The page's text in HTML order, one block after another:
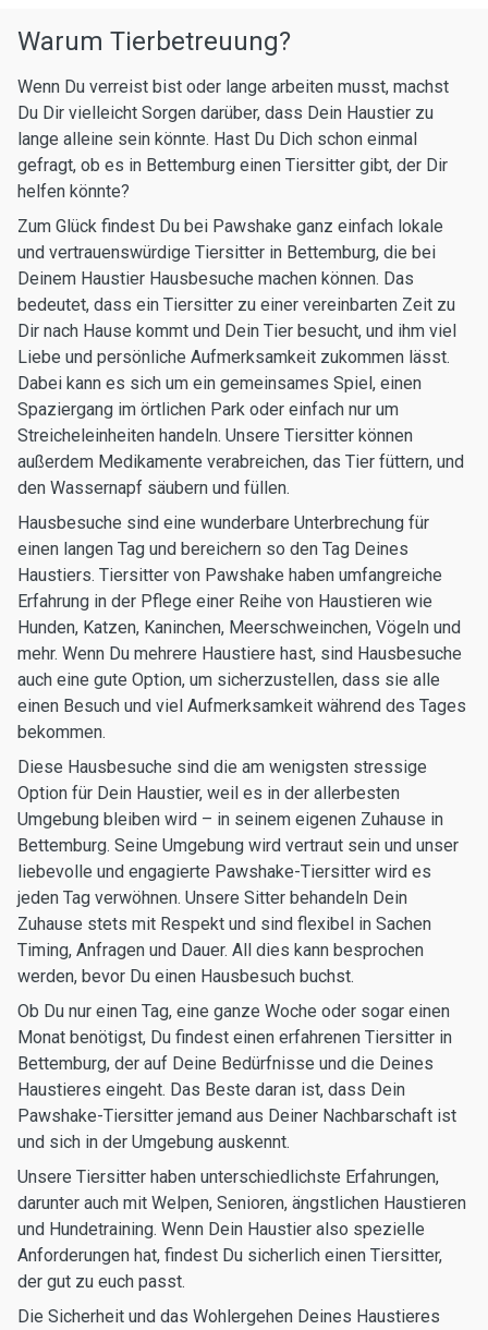
Warum Tierbetreuung?
Wenn Du verreist bist oder lange arbeiten musst, machst
Du Dir vielleicht Sorgen darüber, dass Dein Haustier zu
lange alleine sein könnte. Hast Du Dich schon einmal
gefragt, ob es in Bettemburg einen Tiersitter gibt, der Dir
helfen könnte?
Zum Glück findest Du bei Pawshake ganz einfach lokale
und vertrauenswürdige Tiersitter in Bettemburg, die bei
Deinem Haustier Hausbesuche machen können. Das
bedeutet, dass ein Tiersitter zu einer vereinbarten Zeit zu
Dir nach Hause kommt und Dein Tier besucht, und ihm viel
Liebe und persönliche Aufmerksamkeit zukommen lässt.
Dabei kann es sich um ein gemeinsames Spiel, einen
Spaziergang im örtlichen Park oder einfach nur um
Streicheleinheiten handeln. Unsere Tiersitter können
außerdem Medikamente verabreichen, das Tier füttern, und
den Wassernapf säubern und füllen.
Hausbesuche sind eine wunderbare Unterbrechung für
einen langen Tag und bereichern so den Tag Deines
Haustiers. Tiersitter von Pawshake haben umfangreiche
Erfahrung in der Pflege einer Reihe von Haustieren wie
Hunden, Katzen, Kaninchen, Meerschweinchen, Vögeln und
mehr. Wenn Du mehrere Haustiere hast, sind Hausbesuche
auch eine gute Option, um sicherzustellen, dass sie alle
einen Besuch und viel Aufmerksamkeit während des Tages
bekommen.
Diese Hausbesuche sind die am wenigsten stressige
Option für Dein Haustier, weil es in der allerbesten
Umgebung bleiben wird – in seinem eigenen Zuhause in
Bettemburg. Seine Umgebung wird vertraut sein und unser
liebevolle und engagierte Pawshake-Tiersitter wird es
jeden Tag verwöhnen. Unsere Sitter behandeln Dein
Zuhause stets mit Respekt und sind flexibel in Sachen
Timing, Anfragen und Dauer. All dies kann besprochen
werden, bevor Du einen Hausbesuch buchst.
Ob Du nur einen Tag, eine ganze Woche oder sogar einen
Monat benötigst, Du findest einen erfahrenen Tiersitter in
Bettemburg, der auf Deine Bedürfnisse und die Deines
Haustieres eingeht. Das Beste daran ist, dass Dein
Pawshake-Tiersitter jemand aus Deiner Nachbarschaft ist
und sich in der Umgebung auskennt.
Unsere Tiersitter haben unterschiedlichste Erfahrungen,
darunter auch mit Welpen, Senioren, ängstlichen Haustieren
und Hundetraining. Wenn Dein Haustier also spezielle
Anforderungen hat, findest Du sicherlich einen Tiersitter,
der gut zu euch passt.
Die Sicherheit und das Wohlergehen Deines Haustieres